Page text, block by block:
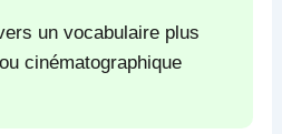
un vocabulaire plus
cinématographique